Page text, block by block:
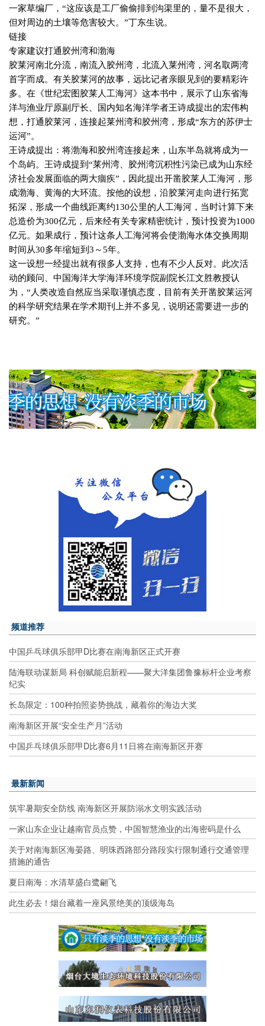
一家草编厂，“这应该是工厂偷偷排到沟渠里的，量不是很大，
但对周边的土壤等危害较大。”丁东生说。
链接
专家建议打通胶州湾和渤海
胶莱河南北分流，南流入胶州湾，北流入莱州湾，河名取两湾
首字而成。有关胶莱河的故事，远比记者亲眼见到的要精彩许
多。在《世纪宏图胶莱人工海河》这本书中，展示了山东省海
洋与渔业厅原副厅长、国内知名海洋学者王诗成提出的宏伟构
想，打通胶莱河，连接起莱州湾和胶州湾，形成“东方的苏伊士
运河”。
王诗成提出：将渤海和胶州湾连接起来，山东半岛就将成为一
个岛屿。王诗成提到“莱州湾、胶州湾沉积性污染已成为山东经
济社会发展面临的两大痼疾”，因此提出开凿胶莱人工海河，形
成渤海、黄海的大环流。按他的设想，沿胶莱河走向进行拓宽
拓深，形成一个曲线距离约130公里的人工海河，当时计算下来
总造价为300亿元，后来经有关专家精密统计，预计投资为1000
亿元。如果成行，预计这条人工海河将会使渤海水体交换周期
时间从30多年缩短到 3 ～5年。
这一设想一经提出就有很多人支持，也有不少人反对。此次活
动的顾问、中国海洋大学海洋环境学院副院长江文胜教授认
为，“人类改造自然应当采取谨慎态度，目前有关开凿胶莱运河
的科学研究结果在学术期刊上并不多见，说明还需要进一步的
研究。”
频道推荐
中国乒乓球俱乐部甲D比赛在南海新区正式开赛
陆海联动谋新局 科创赋能启新程——聚大洋集团鲁豫标杆企业考察
纪实
长岛限定：100种拍照姿势挑战，藏着你的海边大奖
南海新区开展“安全生产月”活动
中国乒乓球俱乐部甲D比赛6月11日将在南海新区开赛
最新新闻
筑牢暑期安全防线 南海新区开展防溺水文明实践活动
一家山东企业让越南官员点赞，中国智慧渔业的出海密码是什么
关于对南海新区海晏路、明珠西路部分路段实行限制通行交通管理
措施的通告
夏日南海：水清草盛白鹭翩飞
此生必去！烟台藏着一座风景绝美的顶级海岛